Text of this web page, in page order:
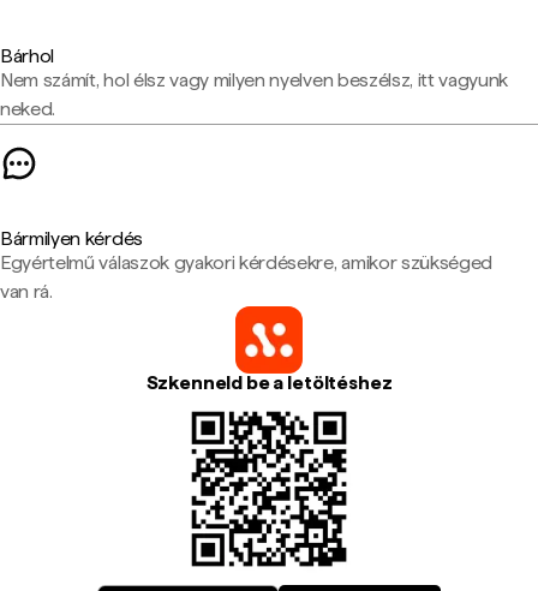
Bárhol
Nem számít, hol élsz vagy milyen nyelven beszélsz, itt vagyunk
neked.
Bármilyen kérdés
Egyértelmű válaszok gyakori kérdésekre, amikor szükséged
van rá.
Szkenneld be a letöltéshez